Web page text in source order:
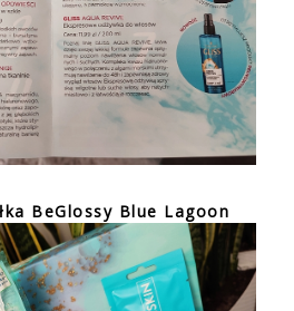
BeGlossy Blue Lagoon